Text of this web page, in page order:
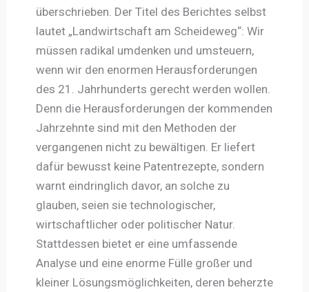
überschrieben. Der Titel des Berichtes selbst
lautet „Landwirtschaft am Scheideweg“: Wir
müssen radikal umdenken und umsteuern,
wenn wir den enormen Herausforderungen
des 21. Jahrhunderts gerecht werden wollen.
Denn die Herausforderungen der kommenden
Jahrzehnte sind mit den Methoden der
vergangenen nicht zu bewältigen. Er liefert
dafür bewusst keine Patentrezepte, sondern
warnt eindringlich davor, an solche zu
glauben, seien sie technologischer,
wirtschaftlicher oder politischer Natur.
Stattdessen bietet er eine umfassende
Analyse und eine enorme Fülle großer und
kleiner Lösungsmöglichkeiten, deren beherzte